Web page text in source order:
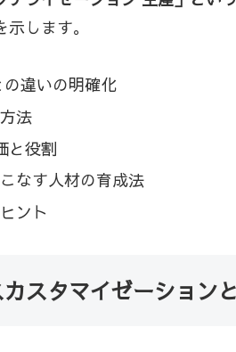
します。
違いの明確化
法
と役割
なす人材の育成法
ント
スタマイゼーション